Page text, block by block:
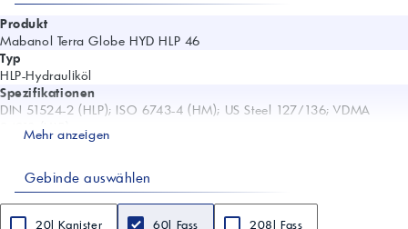
Produkt
Mabanol Terra Globe HYD HLP 46
Typ
HLP-Hydrauliköl
Spezifikationen
DIN 51524-2 (HLP); ISO 6743-4 (HM); US Steel 127/136; VDMA
24318 (HLP)
Einsatzempfehlungen
401-2010 (ersetzt Vickers I-286-S & M-2950-S); GM LS-2; JCMAS HK;
MAG IAS P-68/69/70; Parker Denison HF-0; PALFINGER; Thyssenkrupp
(nur HLP 32, 46, 68)
Mehr anzeigen
Gebinde auswählen
20l Kanister 60l Fass 208l Fass